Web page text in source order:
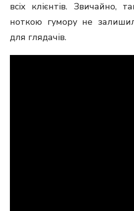
всіх клієнтів. Звичайно,
ноткою гумору не
для глядачів.